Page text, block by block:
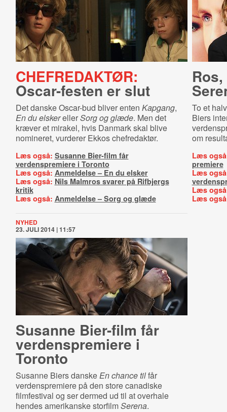
CHEFREDAKTØR:
Oscar-festen er slut
Det danske Oscar-bud bliver enten Kapgang,
En du elskerellerSorg og glæde. Men det
kræver et mirakel, hvis Danmark skal blive
nomineret, vurderer Ekkos chefredaktør.
Læs også: Susanne Bier-film får
verdenspremiere i Toronto
Læs også: Anmeldelse – En du elsker
Læs også: Nils Malmros svarer på Rifbjergs
kritik
Læs også: Anmeldelse – Sorg og glæde
To et
Biers
om
Læs
premiere
Læs
Læs
Læs
NYHED
23. JULI 2014 | 11:57
Susanne Bier-film får
ver­denspre­mi­e­re i
Toronto
Susanne Biers danskeEn chance tilfår
verdenspremiere på den store canadiske
filmfestival og ser dermed ud til at overhale
hendes amerikanske storfilmSerena.